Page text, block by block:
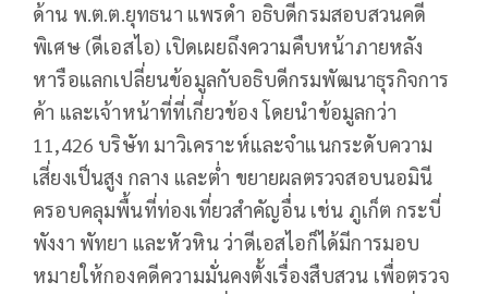
ด้าน พ.ต.ต.ยุทธนา แพรดำ อธิบดีกรมสอบสวนคดี
พิเศษ (ดีเอสไอ) เปิดเผยถึงความคืบหน้าภายหลัง
หารือแลกเปลี่ยนข้อมูลกับอธิบดีกรมพัฒนาธุรกิจการ
ค้า และเจ้าหน้าที่ที่เกี่ยวข้อง โดยนำข้อมูลกว่า
11,426 บริษัท มาวิเคราะห์และจำแนกระดับความ
เสี่ยงเป็นสูง กลาง และต่ำ ขยายผลตรวจสอบนอมินี
ครอบคลุมพื้นที่ท่องเที่ยวสำคัญอื่น เช่น ภูเก็ต กระบี่
พังงา พัทยา และหัวหิน ว่าดีเอสไอก็ได้มีการมอบ
หมายให้กองคดีความมั่นคงตั้งเรื่องสืบสวน เพื่อตรวจ